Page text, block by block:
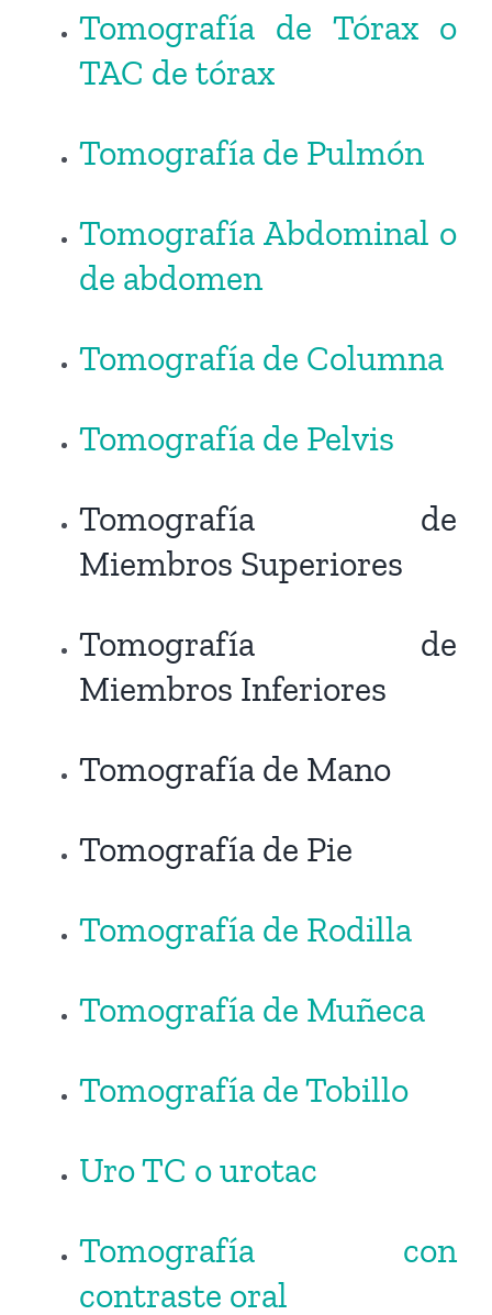
Tomografía de Tórax o
TAC de tórax
Tomografía de Pulmón
Tomografía Abdominal o
de abdomen
Tomografía de Columna
Tomografía de Pelvis
Tomografía de
Miembros Superiores
Tomografía de
Miembros Inferiores
Tomografía de Mano
Tomografía de Pie
Tomografía de Rodilla
Tomografía de Muñeca
Tomografía de Tobillo
Uro TC o urotac
Tomografía con
contraste oral